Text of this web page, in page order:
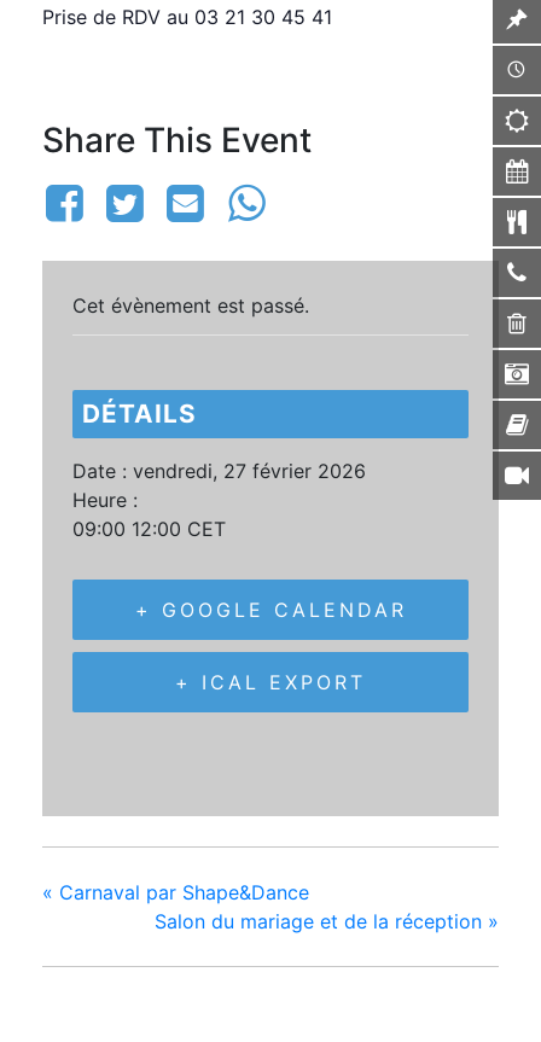
Prise de RDV au 03 21 30 45 41
Share This Event
Cet évènement est passé.
DÉTAILS
Date : vendredi, 27 février 2026
Heure :
09:00 12:00 CET
+ GOOGLE CALENDAR
+ ICAL EXPORT
« Carnaval par Shape&Dance
Salon du mariage et de la réception »